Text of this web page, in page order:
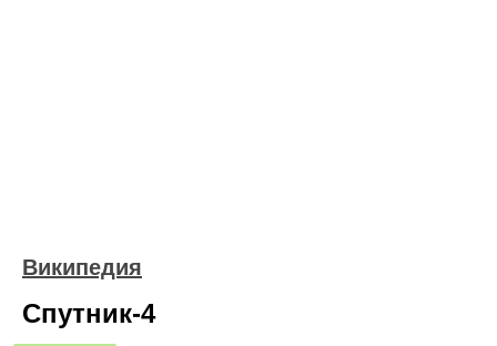
Википедия
Спутник-4